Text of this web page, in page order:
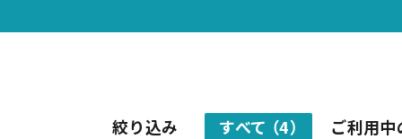
絞り込み すべて （4） ご利用